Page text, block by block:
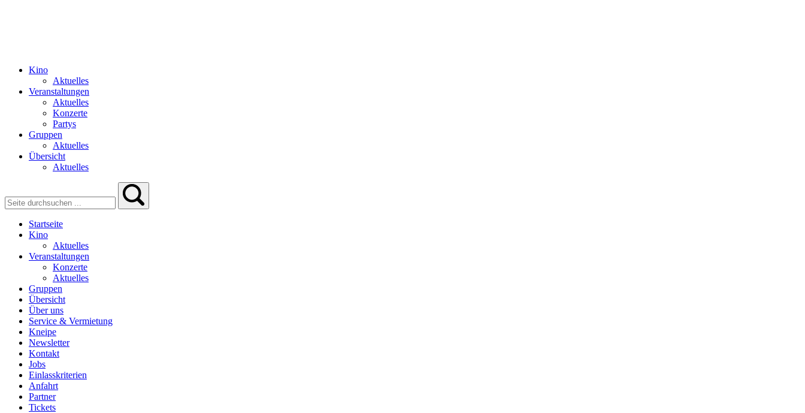
Kino
Aktuelles
Veranstaltungen
Aktuelles
Konzerte
Partys
Gruppen
Aktuelles
Übersicht
Aktuelles
Startseite
Kino
Aktuelles
Veranstaltungen
Konzerte
Aktuelles
Gruppen
Übersicht
Über uns
Service & Vermietung
Kneipe
Newsletter
Kontakt
Jobs
Einlasskriterien
Anfahrt
Partner
Tickets